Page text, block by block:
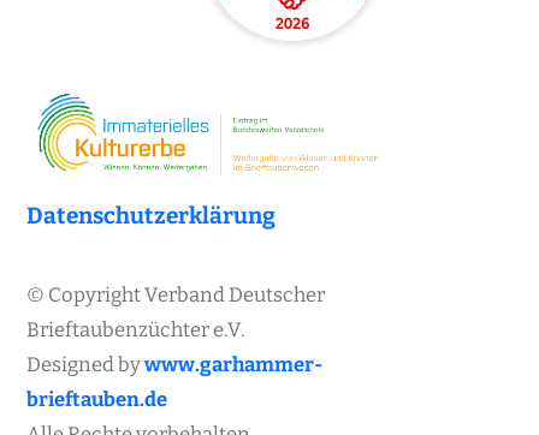
Datenschutzerklärung
© Copyright Verband Deutscher
Brieftaubenzüchter e.V.
Designed bywww.garhammer-
brieftauben.de